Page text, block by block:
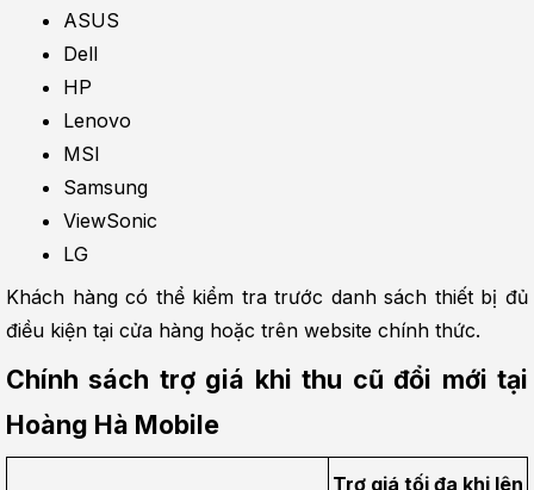
ASUS
Dell
HP
Lenovo
MSI
Samsung
ViewSonic
LG
Khách hàng có thể kiểm tra trước danh sách thiết bị đủ
điều kiện tại cửa hàng hoặc trên website chính thức.
Chính sách trợ giá khi thu cũ đổi mới tại
Hoàng Hà Mobile
Trợ giá tối đa khi lên